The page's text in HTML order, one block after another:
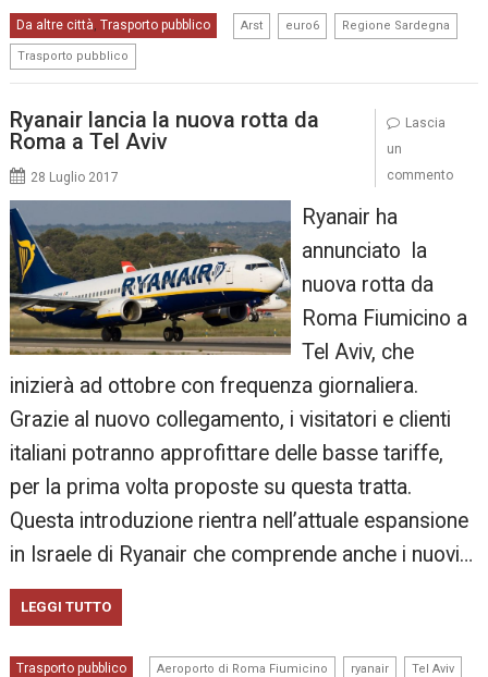
Da altre città, Trasporto pubblico Arst euro6 Regione Sardegna
Trasporto pubblico
Ryanair lancia la nuova rotta da
Roma a Tel Aviv
28 Luglio 2017
Ryanair ha
annunciato la
nuova rotta da
Roma Fiumicino a
Tel Aviv, che
inizierà ad ottobre con frequenza giornaliera.
Grazie al nuovo collegamento, i visitatori e clienti
italiani potranno approfittare delle basse tariffe,
per la prima volta proposte su questa tratta.
Questa introduzione rientra nell’attuale espansione
in Israele di Ryanair che comprende anche i nuovi…
LEGGI TUTTO
Trasporto pubblico Aeroporto di Roma Fiumicino ryanair Tel Aviv
Lascia
un
commento